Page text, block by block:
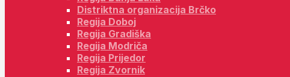
Distriktna organizacija Brčko
Regija Doboj
Regija Gradiška
Regija Modriča
Regija Prijedor
Regija Zvornik